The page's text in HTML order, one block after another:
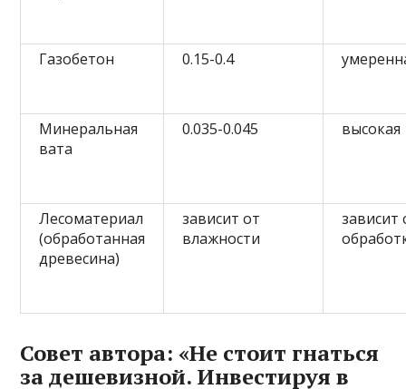
Газобетон 0.15-0.4
Минеральная
вата
0.035-0.045 высокая
Лесоматериал
(обработанная
древесина)
зависит от
влажности
зависит
Совет автора: «Не стоит гнаться
за дешевизной. Инвестируя в